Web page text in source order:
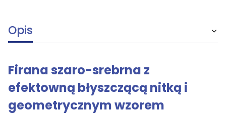
Opis
Firana szaro-srebrna z
efektowną błyszczącą nitką i
geometrycznym wzorem